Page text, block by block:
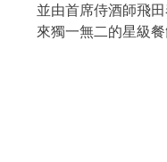
並由首席侍酒師飛
來獨一無二的星級餐